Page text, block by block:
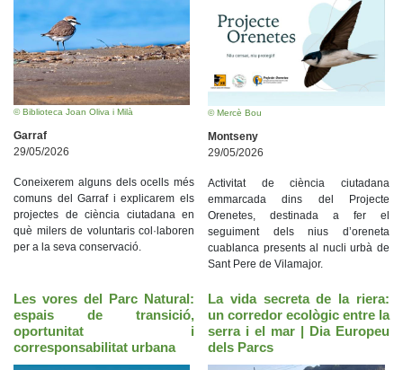
© Biblioteca Joan Oliva i Milà
Garraf
29/05/2026
Coneixerem alguns dels ocells més
comuns del Garraf i explicarem els
projectes de ciència ciutadana en
què milers de voluntaris col·laboren
per a la seva conservació.
© Mercè Bou
Montseny
29/05/2026
Activitat de ciència ciutadana
emmarcada dins del Projecte
Orenetes, destinada a fer el
seguiment dels nius d’oreneta
cuablanca presents al nucli urbà de
Sant Pere de Vilamajor.
Les vores del Parc Natural:
espais de transició,
oportunitat i
corresponsabilitat urbana
La vida secreta de la riera:
un corredor ecològic entre la
serra i el mar | Dia Europeu
dels Parcs